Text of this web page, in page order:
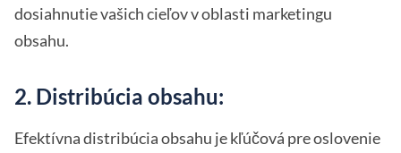
dosiahnutie vašich cieľov v oblasti marketingu
obsahu.
2. Distribúcia obsahu:
Efektívna distribúcia obsahu je kľúčová pre oslovenie